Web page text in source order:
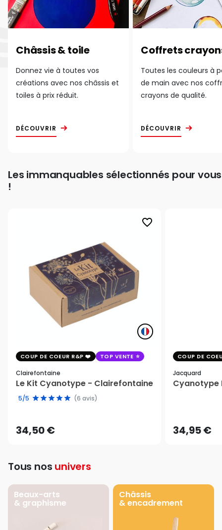
Châssis & toile
Donnez vie à toutes vos
créations avec nos châssis et
toiles à prix réduit.
DÉCOUVRIR
Coffrets
Toutes les couleurs à
de main avec nos
crayons de qualité.
DÉCOUVRIR
Les immanquables sélectionnés pour vous
!
favorite_border
COUP DE COEUR R&P TOP VENTE
Clairefontaine
Le Kit Cyanotype - Clairefontaine
5/5 (6 avis)
34,50 €
COUP DE
Jacquard
Cyanotype
34,95 €
Tous nos univers
Beaux-arts
& graphisme
Châssis
& encadrement